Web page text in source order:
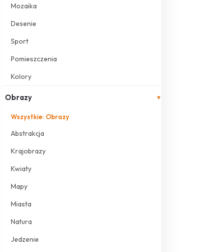
Mozaika
Desenie
Sport
Pomieszczenia
Kolory
Obrazy ▾
Wszystkie: Obrazy
Abstrakcja
Krajobrazy
Kwiaty
Mapy
Miasta
Natura
Jedzenie